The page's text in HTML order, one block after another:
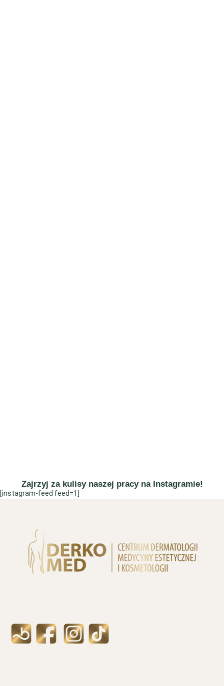
Zajrzyj za kulisy naszej pracy na Instagramie!
[instagram-feed feed=1]